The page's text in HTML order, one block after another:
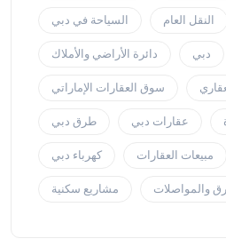
السياحة في دبي النقل العام
دائرة الأراضي والأملاك دبي
سوق العقارات الإماراتي
طرق دبي عقارات دبي
كهرباء دبي مبيعات العقارات
مشاريع سكنية والمواصلات